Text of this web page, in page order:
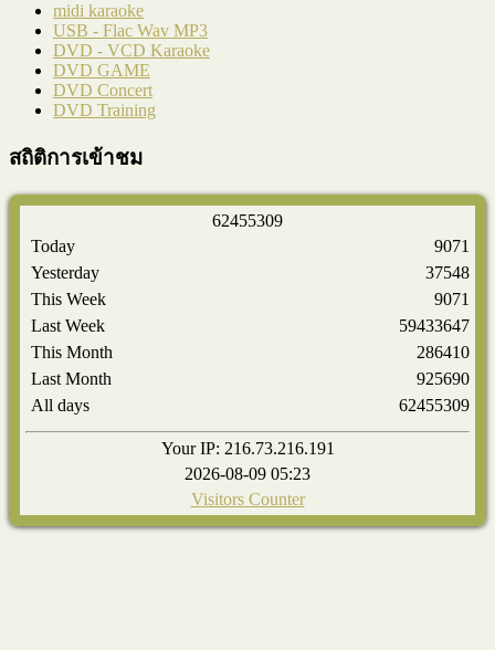
midi karaoke
USB - Flac Wav MP3
DVD - VCD Karaoke
DVD GAME
DVD Concert
DVD Training
สถิติการเข้าชม
62455309
Today
Yesterday
This Week
Last Week
This Month
Last Month
All days
9071
37548
9071
59433647
286410
925690
62455309
Your IP: 216.73.216.191
2026-08-09 05:23
Visitors Counter